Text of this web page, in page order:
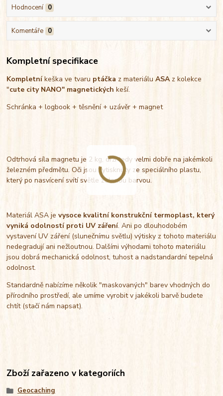
Hodnocení 0
Komentáře 0
Kompletní specifikace
Kompletníkeška ve tvaru ptáčka z materiáluASAz kolekce
"cute city NANO" magnetických keší.
Schránka + logbook + těsnění + uzávěr + magnet
Odtrhová síla magnetu je 2 kg, drží tedy velmi dobře na jakémkoli
železném předmětu. Oči jsou vytisknuty ze speciálního plastu,
který po nasvícení svítí světle zelenou barvou.
Materiál ASA jevysoce kvalitní konstrukční termoplast, který
vyniká odolností proti UV záření. Ani po dlouhodobém
vystavení UV záření (slunečnímu světlu) výtisky z tohoto materiálu
nedegradují ani nežloutnou. Dalšími výhodami tohoto materiálu
jsou dobrá mechanická odolnost, tuhost a nadstandardní tepelná
odolnost.
Standardně nabízíme několik "maskovaných" barev vhodných do
přírodního prostředí, ale umíme vyrobit v jakékoli barvě budete
chtít (stačí nám napsat).
Zboží zařazeno v kategoriích
Geocaching